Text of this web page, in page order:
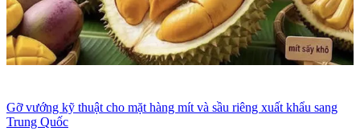
Gỡ vướng kỹ thuật cho mặt hàng mít và sầu riêng xuất khẩu sang
Trung Quốc